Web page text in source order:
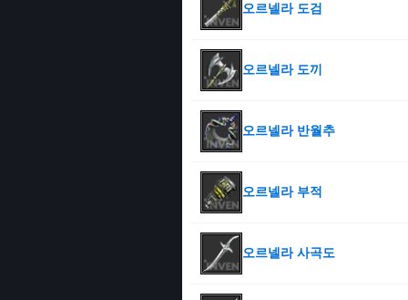
오르넬라 도검
오르넬라 도끼
오르넬라 반월추
오르넬라 부적
오르넬라 사곡도